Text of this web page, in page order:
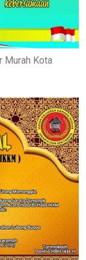
Murah Kota